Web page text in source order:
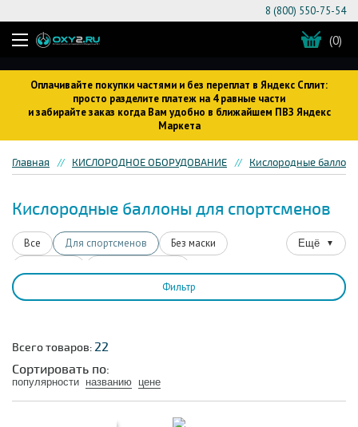
Оплачивайте покупки частями и без переплат в Яндекс Сплит:
просто разделите платеж на 4 равные части
и забирайте заказ когда Вам удобно в ближайшем ПВЗ Яндекс
Маркета
8 (800) 550-75-54
(0)
Главная КИСЛОРОДНОЕ ОБОРУДОВАНИЕ Кислородные
Кислородные баллоны для спортсменов
Все Для спортсменов
Без маски
Для водителей
При ХОБЛ
С газовой смесью
Ещё ▼
Фильтр
Всего товаров:22
Сортировать по:
популярности названию цене